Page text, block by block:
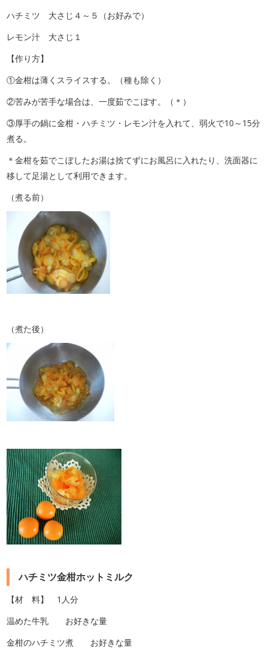
ハチミツ 大さじ４～５（お好みで）
レモン汁 大さじ１
【作り方】
①金柑は薄くスライスする。（種も除く）
②苦みが苦手な場合は、一度茹でこぼす。（＊）
③厚手の鍋に金柑・ハチミツ・レモン汁を入れて、弱火で10～15分
煮る。
＊金柑を茹でこぼしたお湯は捨てずにお風呂に入れたり、洗面器に
移して足湯として利用できます。
（煮る前）
（煮た後）
ハチミツ金柑ホットミルク
【材 料】 1人分
温めた牛乳 お好きな量
金柑のハチミツ煮 お好きな量